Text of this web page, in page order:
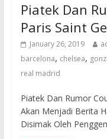
Piatek Dan
Paris Saint
January 26, 2019
barcelona, chelsea,
real madrid
Piatek Dan Rumor
Akan Menjadi Berita
Disimak Oleh